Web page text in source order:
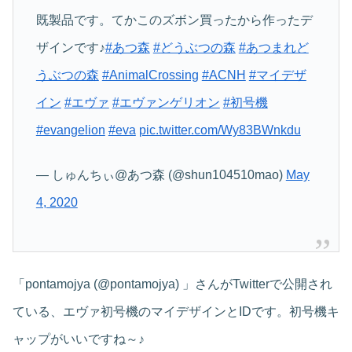
既製品です。てかこのズボン買ったから作ったデ
ザインです♪#あつ森 #どうぶつの森 #あつまれど
うぶつの森 #AnimalCrossing #ACNH #マイデザ
イン #エヴァ #エヴァンゲリオン #初号機
#evangelion #eva pic.twitter.com/Wy83BWnkdu
— しゅんちぃ@あつ森 (@shun104510mao) May
4, 2020
「pontamojya (@pontamojya) 」さんがTwitterで公開され
ている、エヴァ初号機のマイデザインとIDです。初号機キ
ャップがいいですね～♪